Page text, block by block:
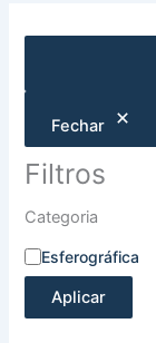
Fechar
Filtros
Categoria
Esferográfica
Aplicar